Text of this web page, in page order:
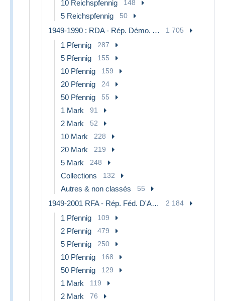
10 Reichspfennig 148
5 Reichspfennig 50
1949-1990 : RDA - Rép. Démo. Allemande 1 705
1 Pfennig 287
5 Pfennig 155
10 Pfennig 159
20 Pfennig 24
50 Pfennig 55
1 Mark 91
2 Mark 52
10 Mark 228
20 Mark 219
5 Mark 248
Collections 132
Autres & non classés 55
1949-2001 RFA - Rép. Féd. D'Allemagne 2 184
1 Pfennig 109
2 Pfennig 479
5 Pfennig 250
10 Pfennig 168
50 Pfennig 129
1 Mark 119
2 Mark 76